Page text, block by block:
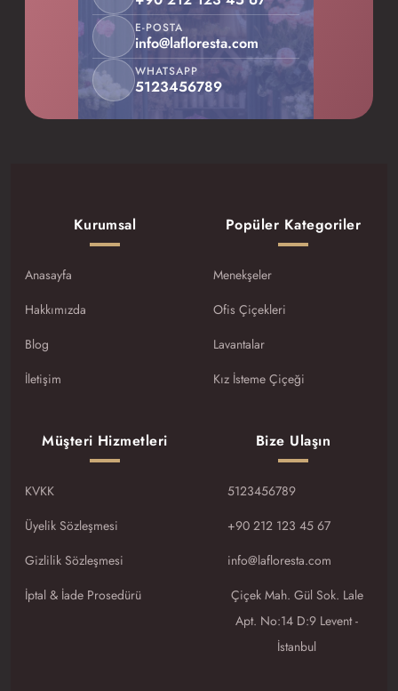
E-POSTA
info@lafloresta.com
WHATSAPP
5123456789
Kurumsal
Anasayfa
Hakkımızda
Blog
İletişim
Popüler Kategoriler
Menekşeler
Ofis Çiçekleri
Lavantalar
Kız İsteme Çiçeği
Müşteri Hizmetleri
KVKK
Üyelik Sözleşmesi
Gizlilik Sözleşmesi
İptal & İade Prosedürü
Bize Ulaşın
5123456789
+90 212 123 45 67
info@lafloresta.com
Çiçek Mah. Gül Sok. Lale
Apt. No:14 D:9 Levent -
İstanbul